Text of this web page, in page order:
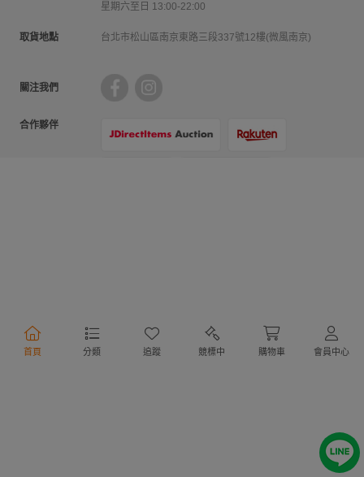
首頁 分類 追蹤 競標中 購物車 會員中心
星期六至日 13:00-22:00
取貨地點 台北市松山區南京東路三段337號12樓(微風南京)
關注我們
合作夥伴